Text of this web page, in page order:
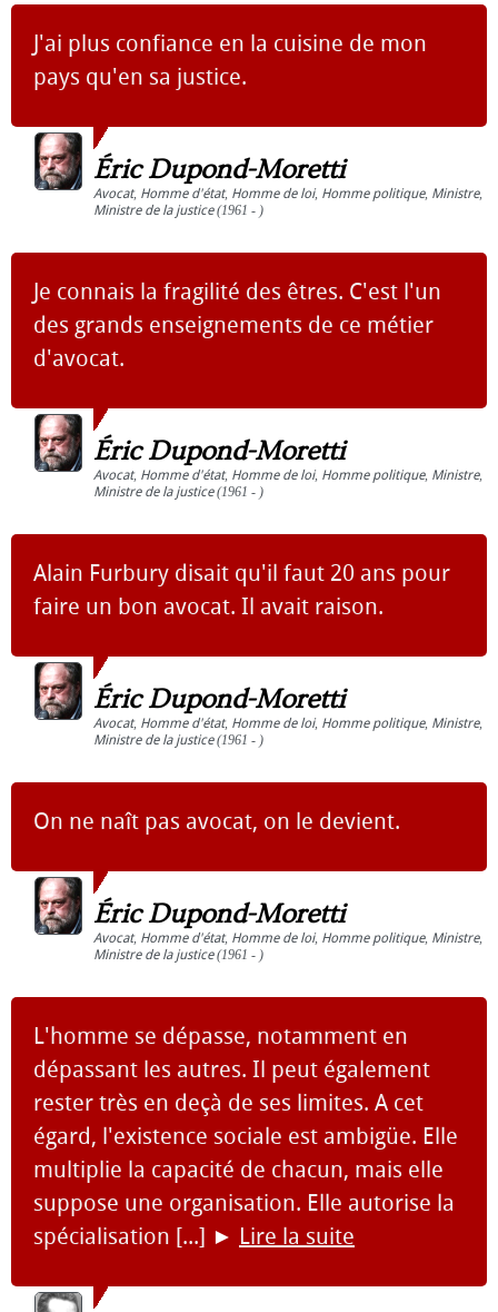
J'ai plus confiance en la cuisine de mon
pays qu'en sa justice.
Éric Dupond-Moretti
Avocat, Homme d'état, Homme de loi, Homme politique, Ministre,
Ministre de la justice(1961 - )
Je connais la fragilité des êtres. C'est l'un
des grands enseignements de ce métier
d'avocat.
Éric Dupond-Moretti
Avocat, Homme d'état, Homme de loi, Homme politique, Ministre,
Ministre de la justice(1961 - )
Alain Furbury disait qu'il faut 20 ans pour
faire un bon avocat. Il avait raison.
Éric Dupond-Moretti
Avocat, Homme d'état, Homme de loi, Homme politique, Ministre,
Ministre de la justice(1961 - )
On ne naît pas avocat, on le devient.
Éric Dupond-Moretti
Avocat, Homme d'état, Homme de loi, Homme politique, Ministre,
Ministre de la justice(1961 - )
L'homme se dépasse, notamment en
dépassant les autres. Il peut également
rester très en deçà de ses limites. A cet
égard, l'existence sociale est ambigüe. Elle
multiplie la capacité de chacun, mais elle
suppose une organisation. Elle autorise la
spécialisation [...] ► Lire la suite